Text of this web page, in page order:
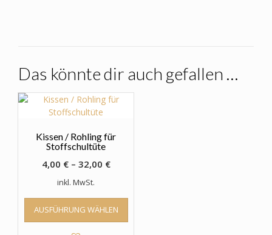
Das könnte dir auch gefallen …
Kissen / Rohling für
Stoffschultüte
4,00 €– 32,00 €
inkl. MwSt.
AUSFÜHRUNG WÄHLEN
Dieses
weist